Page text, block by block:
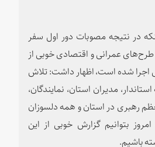
در نتیجه مصوبات دور اول سفر
عمرانی و اقتصادی خوبی از
اجرا شده است، اظهار داشت: تلاش
مدیران استان، نمایندگان،
رهبری در استان و همه دلسوزان
بتوانیم گزارش خوبی از این
باشیم.